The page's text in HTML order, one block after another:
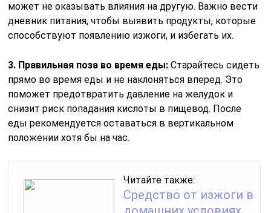
может не оказывать влияния на другую. Важно вести
дневник питания, чтобы выявить продукты, которые
способствуют появлению изжоги, и избегать их.
3. Правильная поза во время еды: Старайтесь сидеть
прямо во время еды и не наклоняться вперед. Это
поможет предотвратить давление на желудок и
снизит риск попадания кислоты в пищевод. После
еды рекомендуется оставаться в вертикальном
положении хотя бы на час.
Читайте также:
Средство от изжоги в